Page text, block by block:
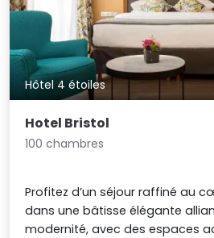
Hôtel 4 étoiles
Hotel Bristol
100 chambres
Profitez d’un séjour raffiné au
dans une bâtisse élégante
modernité, avec des espaces